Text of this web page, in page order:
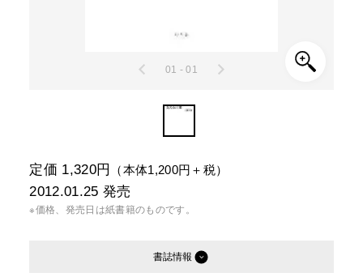
01 - 01
定価 1,320円 （本体1,200円＋税）
2012.01.25 発売
※価格、発売日は紙書籍のものです。
書誌情報